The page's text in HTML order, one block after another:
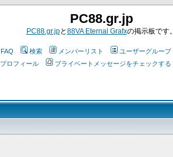
PC88.gr.jp
PC88.gr.jpと88VA Eternal Grafxの掲示板です。
FAQ 検索 メンバーリスト ユーザーグループ
プロフィール
プライベートメッセージをチェックする